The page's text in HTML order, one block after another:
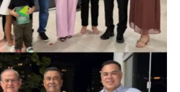
INSPIRA
TODOS
COM
SUA
AMIZADE
SINCERA
E
SEU
CORAÇÃO
ACOLHEDOR*